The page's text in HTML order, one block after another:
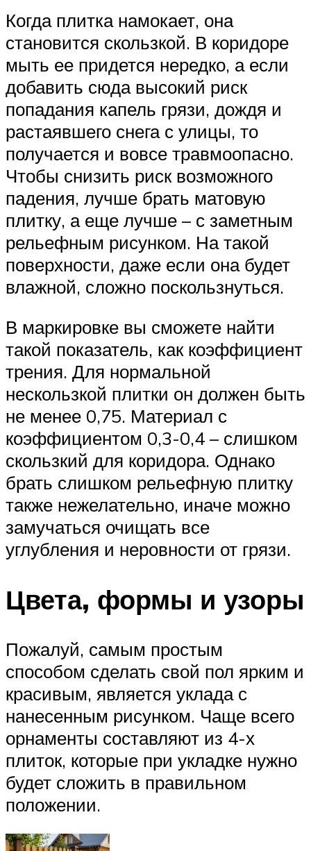
Когда плитка намокает, она
становится скользкой. В коридоре
мыть ее придется нередко, а если
добавить сюда высокий риск
попадания капель грязи, дождя и
растаявшего снега с улицы, то
получается и вовсе травмоопасно.
Чтобы снизить риск возможного
падения, лучше брать матовую
плитку, а еще лучше – с заметным
рельефным рисунком. На такой
поверхности, даже если она будет
влажной, сложно поскользнуться.
В маркировке вы сможете найти
такой показатель, как коэффициент
трения. Для нормальной
нескользкой плитки он должен быть
не менее 0,75. Материал с
коэффициентом 0,3-0,4 – слишком
скользкий для коридора. Однако
брать слишком рельефную плитку
также нежелательно, иначе можно
замучаться очищать все
углубления и неровности от грязи.
Цвета, формы и узоры
Пожалуй, самым простым
способом сделать свой пол ярким и
красивым, является уклада с
нанесенным рисунком. Чаще всего
орнаменты составляют из 4-х
плиток, которые при укладке нужно
будет сложить в правильном
положении.